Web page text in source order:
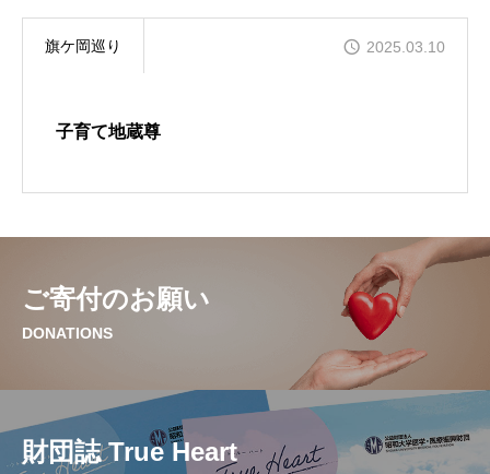
旗ケ岡巡り 2025.03.10
子育て地蔵尊
ご寄付のお願い
DONATIONS
財団誌 True Heart